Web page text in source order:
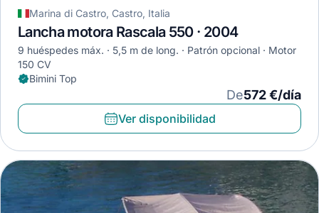
Marina di Castro, Castro, Italia
Lancha motora Rascala 550 · 2004
9 huéspedes máx. 5,5 m de long. Patrón opcional
Motor
150 CV
Bimini Top
De572 €/día
Ver disponibilidad